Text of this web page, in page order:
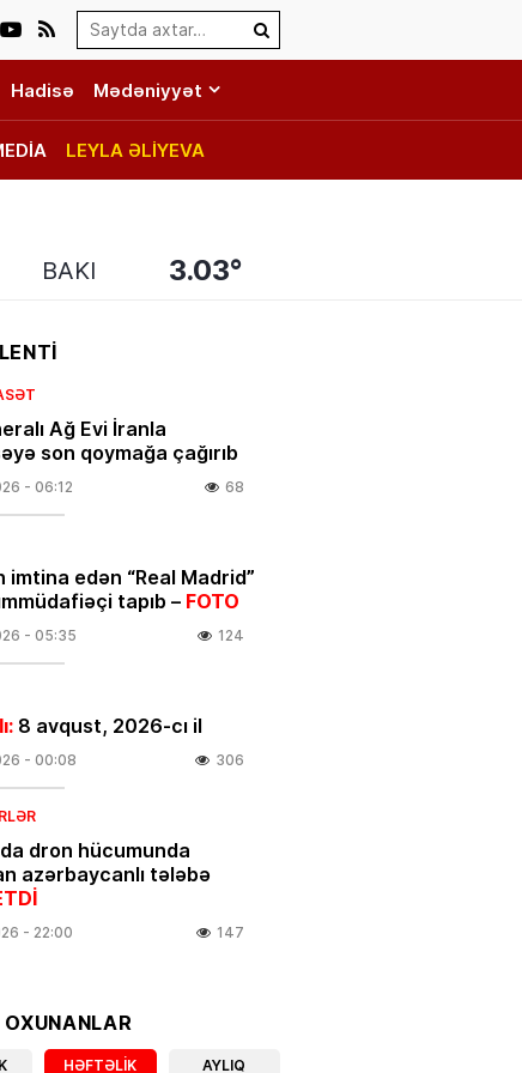
Search…
Hadisə Mədəniyyət
LEYLA ƏLİYEVA
BAKI 3.03°
Ağ Evi İranla
son qoymağa çağırıb
- 06:12 68
imtina edən “Real Madrid”
tapıb – FOTO
- 05:35 124
8 avqust, 2026-cı il
- 00:08 306
dron hücumunda
azərbaycanlı tələbə
- 22:00 147
direktor müavini
HƏFTƏLIK AYLIQ